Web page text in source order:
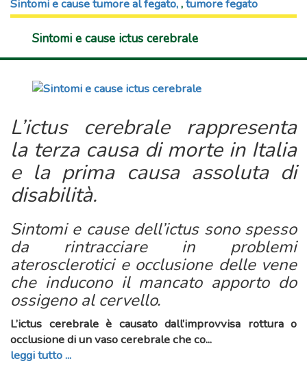
Sintomi e cause tumore al fegato ,tumore fegato
Sintomi e cause ictus cerebrale
L’ictus cerebrale rappresenta
la terza causa di morte in Italia
e la prima causa assoluta di
disabilità.
Sintomi e cause dell’ictus sono spesso
da rintracciare in problemi
aterosclerotici e occlusione delle vene
che inducono il mancato apporto do
ossigeno al cervello.
L’ictus cerebrale è causato dall’improvvisa rottura o
occlusione di un vaso cerebrale che co...
leggi tutto ...